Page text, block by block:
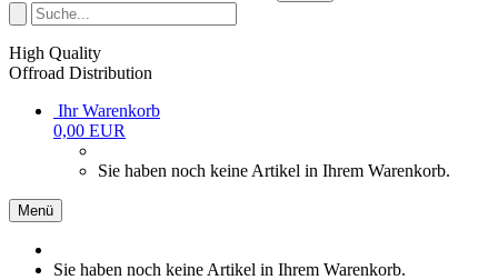
High Quality
Offroad Distribution
Ihr Warenkorb
0,00 EUR
Sie haben noch keine Artikel in Ihrem Warenkorb.
Menü
Sie haben noch keine Artikel in Ihrem Warenkorb.